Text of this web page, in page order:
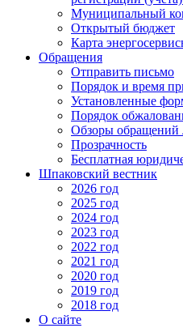
Муниципальный
Открытый бюджет
Карта
Обращения
Отправить письмо
Порядок и время
Установленные
Порядок
Обзоры обращений
Прозрачность
Бесплатная
Шпаковский вестник
2026 год
2025 год
2024 год
2023 год
2022 год
2021 год
2020 год
2019 год
2018 год
О сайте